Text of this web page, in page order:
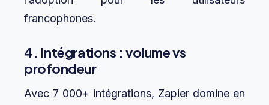
francophones.
4. Intégrations : volume vs
profondeur
Avec 7 000+ intégrations, Zapier domine en